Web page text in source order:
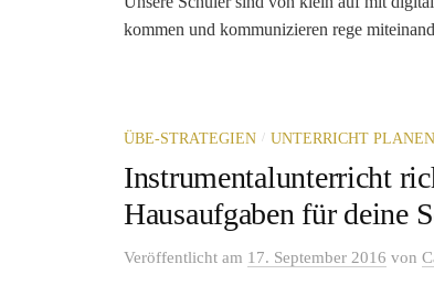
kommen und kommunizieren rege
ÜBE-STRATEGIEN / UNTERRICHT PLANEN
Instrumentalunterricht
Hausaufgaben für deine
Veröffentlicht am 17. September 2016 von